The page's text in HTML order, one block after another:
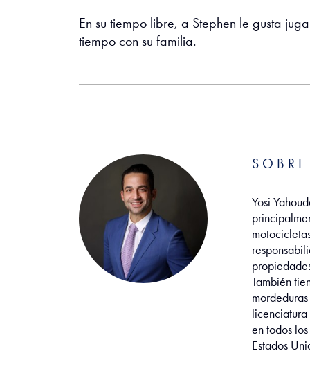
En su tiempo libre, a Stephen le gusta
tiempo con su familia.
Yosi
También
en todos
Estados